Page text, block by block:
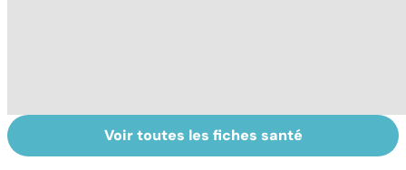
Comment tenir
ses bonnes
Muscler ses
abdos pour
Voir toutes les fiches santé